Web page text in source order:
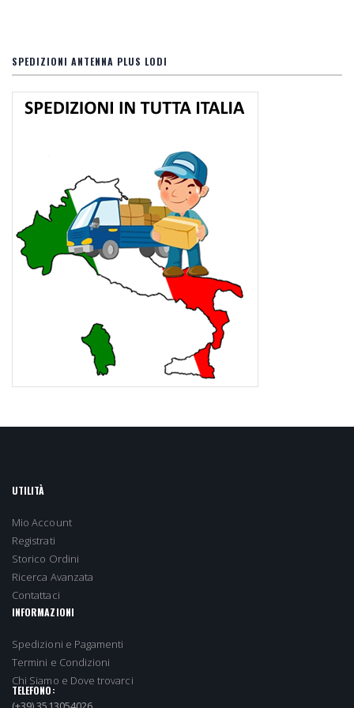
SPEDIZIONI ANTENNA PLUS LODI
UTILITÀ
Mio Account
Registrati
Storico Ordini
Ricerca Avanzata
Contattaci
INFORMAZIONI
Spedizioni e Pagamenti
Termini e Condizioni
Chi Siamo e Dove trovarci
TELEFONO: